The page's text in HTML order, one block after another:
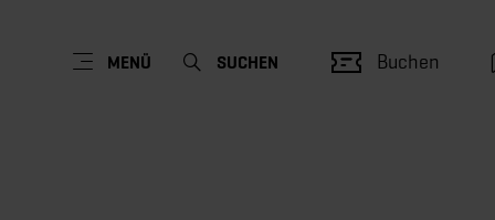
MENÜ SUCHEN Buchen